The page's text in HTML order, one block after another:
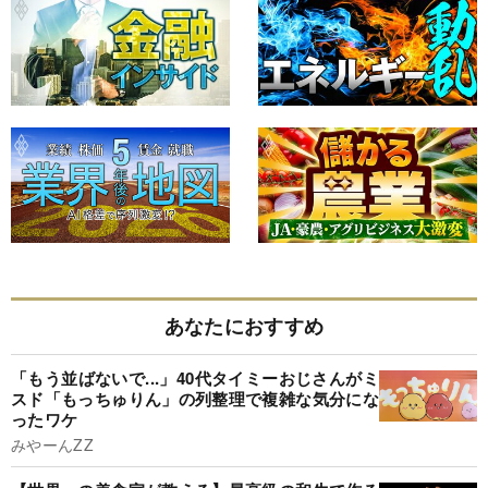
あなたにおすすめ
「もう並ばないで...」40代タイミーおじさんがミ
スド「もっちゅりん」の列整理で複雑な気分にな
ったワケ
みやーんZZ